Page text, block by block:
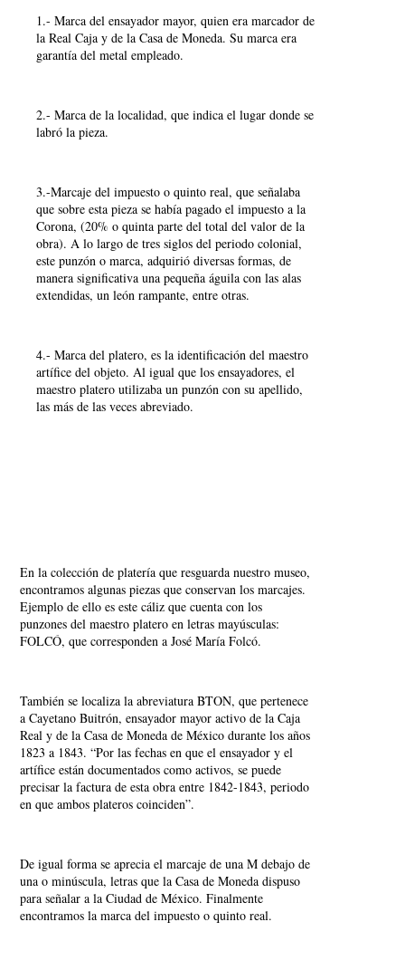
1.- Marca del ensayador mayor, quien era marcador de
la Real Caja y de la Casa de Moneda. Su marca era
garantía del metal empleado.
2.- Marca de la localidad, que indica el lugar donde se
labró la pieza.
3.-Marcaje del impuesto o quinto real, que señalaba
que sobre esta pieza se había pagado el impuesto a la
Corona, (20% o quinta parte del total del valor de la
obra). A lo largo de tres siglos del periodo colonial,
este punzón o marca, adquirió diversas formas, de
manera significativa una pequeña águila con las alas
extendidas, un león rampante, entre otras.
4.- Marca del platero, es la identificación del maestro
artífice del objeto. Al igual que los ensayadores, el
maestro platero utilizaba un punzón con su apellido,
las más de las veces abreviado.
En la colección de platería que resguarda nuestro museo,
encontramos algunas piezas que conservan los marcajes.
Ejemplo de ello es este cáliz que cuenta con los
punzones del maestro platero en letras mayúsculas:
FOLCÓ, que corresponden a José María Folcó.
También se localiza la abreviatura BTON, que pertenece
a Cayetano Buitrón, ensayador mayor activo de la Caja
Real y de la Casa de Moneda de México durante los años
1823 a 1843. “Por las fechas en que el ensayador y el
artífice están documentados como activos, se puede
precisar la factura de esta obra entre 1842-1843, periodo
en que ambos plateros coinciden”.
De igual forma se aprecia el marcaje de una M debajo de
una o minúscula, letras que la Casa de Moneda dispuso
para señalar a la Ciudad de México. Finalmente
encontramos la marca del impuesto o quinto real.